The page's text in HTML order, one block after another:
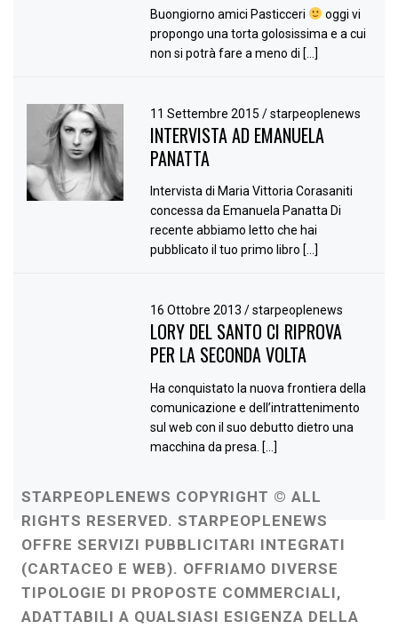
Buongiorno amici Pasticceri
oggi vi
propongo una torta golosissima e a cui
non si potrà fare a meno di […]
11 Settembre 2015/ starpeoplenews
INTERVISTA AD EMANUELA
PANATTA
Intervista di Maria Vittoria Corasaniti
concessa da Emanuela Panatta Di
recente abbiamo letto che hai
pubblicato il tuo primo libro […]
16 Ottobre 2013/ starpeoplenews
LORY DEL SANTO CI RIPROVA
PER LA SECONDA VOLTA
Ha conquistato la nuova frontiera della
comunicazione e dell’intrattenimento
sul web con il suo debutto dietro una
macchina da presa. […]
STARPEOPLENEWS COPYRIGHT © ALL
RIGHTS RESERVED. STARPEOPLENEWS
OFFRE SERVIZI PUBBLICITARI INTEGRATI
(CARTACEO E WEB). OFFRIAMO DIVERSE
TIPOLOGIE DI PROPOSTE COMMERCIALI,
ADATTABILI A QUALSIASI ESIGENZA DELLA